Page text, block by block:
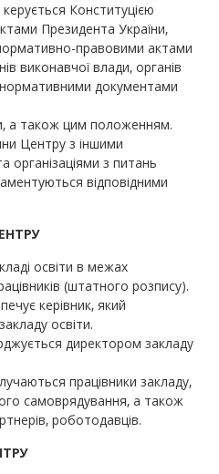
Конституцією
Президента України,
нормативно-правовими актами
виконавчої влади, органів
документами
а також цим положенням.
Центру з іншими
організаціями з питань
відповідними
освіти в межах
(штатного розпису).
керівник, який
освіти.
директором закладу
працівники закладу,
самоврядування, а також
роботодавців.